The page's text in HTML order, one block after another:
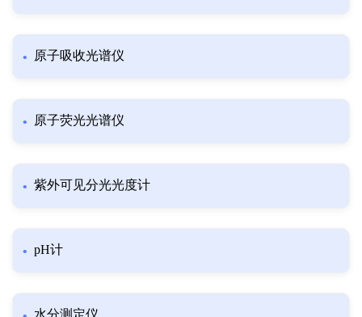
原子吸收光谱仪
原子荧光光谱仪
紫外可见分光光度计
pH计